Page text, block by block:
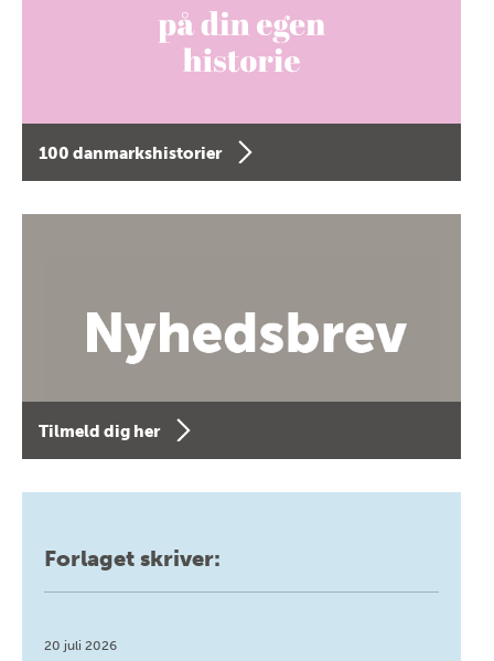
100 danmarkshistorier
Tilmeld dig her
Forlaget skriver:
20 juli 2026